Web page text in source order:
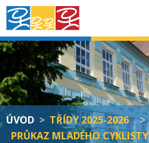
ÚVOD > TŘÍDY 2025-2026 >
PRŮKAZ MLADÉHO CYKLISTY